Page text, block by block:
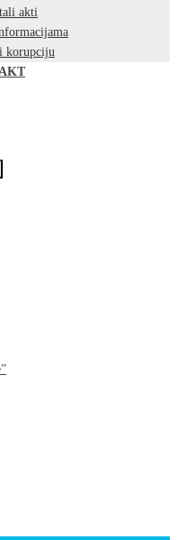
akti
korupciju